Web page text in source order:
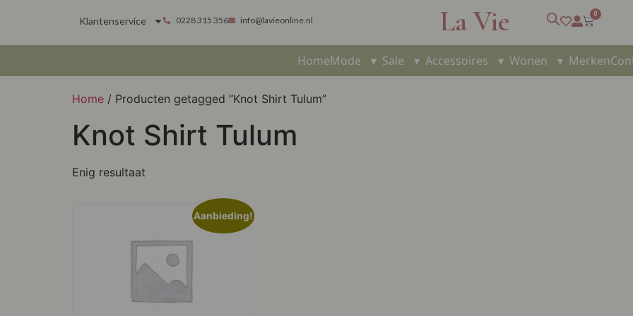
Klantenservice 0228 315 356 info@lavieonline.nl La Vie 0
HomeMode ▾ Sale ▾ Accessoires ▾ Wonen ▾ Merken
Home / Producten getagged “Knot Shirt Tulum”
Knot Shirt Tulum
Enig resultaat
Aanbieding!